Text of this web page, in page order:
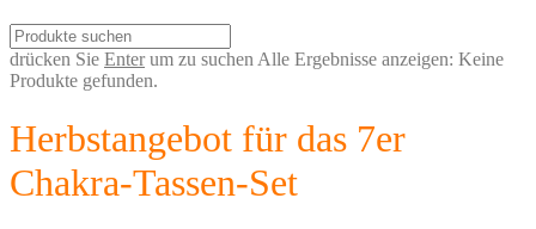
drücken Sie Enterum zu suchen Alle Ergebnisse anzeigen: Keine
Produkte gefunden.
Herbstangebot für das 7er
Chakra-Tassen-Set